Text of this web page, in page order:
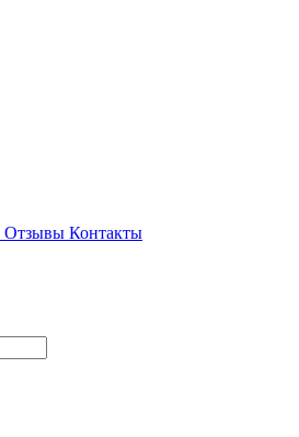
Отзывы Контакты